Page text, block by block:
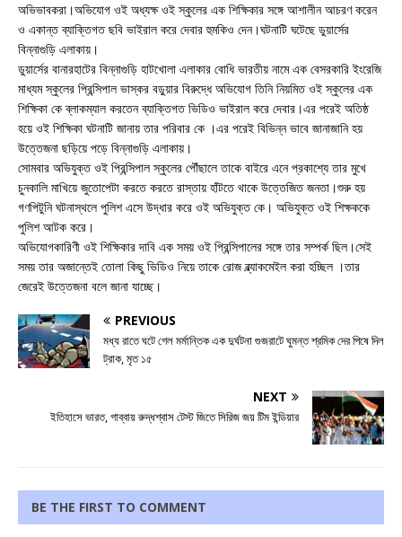
অভিভাবকরা।অভিযোগ ওই অধ্যক্ষ ওই স্কুলের এক শিক্ষিকার সঙ্গে আশালীন আচরণ করেন
ও একান্ত ব্যাক্তিগত ছবি ভাইরাল করে দেবার হুমকিও দেন।ঘটনাটি ঘটেছে ডুয়ার্সের
বিন্নাগুড়ি এলাকায়।
ডুয়ার্সের বানারহাটের বিন্নাগুড়ি হাটখোলা এলাকার বোধি ভারতীয় নামে এক বেসরকারি ইংরেজি
মাধ্যম স্কুলের প্রিন্সিপাল ভাস্কর বড়ুয়ার বিরুদ্ধে অভিযোগ তিনি নিয়মিত ওই স্কুলের এক
শিক্ষিকা কে ব্লাকম্যাল করতেন ব্যাক্তিগত ভিডিও ভাইরাল করে দেবার।এর পরেই অতিষ্ঠ
হয়ে ওই শিক্ষিকা ঘটনাটি জানায় তার পরিবার কে ।এর পরেই বিভিন্ন ভাবে জানাজানি হয়
উত্তেজনা ছড়িয়ে পড়ে বিন্নাগুড়ি এলাকায়।
সোমবার অভিযুক্ত ওই প্রিন্সিপাল স্কুলের পৌঁছালে তাকে বাইরে এনে প্রকাশ্যে তার মুখে
চুনকালি মাখিয়ে জুতোপেটা করতে করতে রাস্তায় হাঁটতে থাকে উত্তেজিত জনতা।শুরু হয়
গণপিটুনি ঘটনাস্থলে পুলিশ এসে উদ্ধার করে ওই অভিযুক্ত কে। অভিযুক্ত ওই শিক্ষককে
পুলিশ আটক করে।
অভিযোগকারিণী ওই শিক্ষিকার দাবি এক সময় ওই প্রিন্সিপালের সঙ্গে তার সম্পর্ক ছিল।সেই
সময় তার অজান্তেই তোলা কিছু ভিডিও নিয়ে তাকে রোজ ব্ল্যাকমেইল করা হচ্ছিল ।তার
জেরেই উত্তেজনা বলে জানা যাচ্ছে।
PREVIOUS
মধ্য রাতে ঘটে গেল মর্মান্তিক এক দুর্ঘটনা গুজরাটে ঘুমন্ত শ্রমিক দের পিষে দিল
ট্রাক, মৃত ১৫
NEXT
ইতিহাসে ভারত, গাব্বায় রুদ্ধশ্বাস টেস্ট জিতে সিরিজ জয় টিম ইন্ডিয়ার
BE THE FIRST TO COMMENT